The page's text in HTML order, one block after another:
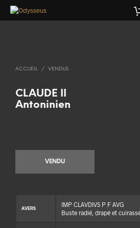
ACCUEIL / VENDUS
CLAUDE II
Antoninien
VENDU
AVERS
IMP CLAVDIVS P F AVG
Buste radié, drapé et